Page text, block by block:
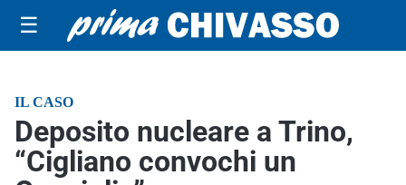
☰
IL CASO
Deposito nucleare a Trino,
“Cigliano convochi un